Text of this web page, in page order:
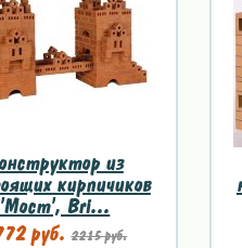
из
кирпичиков
'Мост', Bri...
руб.2215 руб.